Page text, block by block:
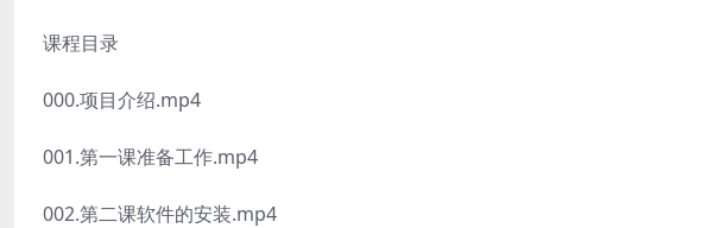
课程目录
000.项目介绍.mp4
001.第一课准备工作.mp4
002.第二课软件的安装.mp4